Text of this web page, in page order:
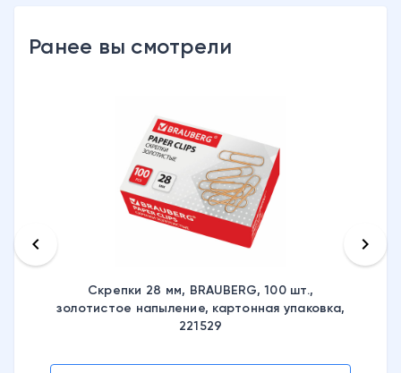
Ранее вы смотрели
Скрепки 28 мм, BRAUBERG, 100 шт.,
золотистое напыление, картонная упаковка,
221529
keyboard_arrow_left keyboard_arrow_right